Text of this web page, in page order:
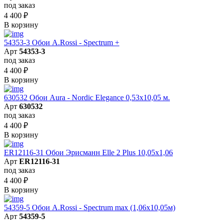
под заказ
4 400 ₽
В корзину
54353-3 Обои A.Rossi - Spectrum +
Арт 54353-3
под заказ
4 400 ₽
В корзину
630532 Обои Aura - Nordic Elegance 0,53x10,05 м.
Арт 630532
под заказ
4 400 ₽
В корзину
ER12116-31 Обои Эрисманн Elle 2 Plus 10,05x1,06
Арт ER12116-31
под заказ
4 400 ₽
В корзину
54359-5 Обои A.Rossi - Spectrum max (1,06x10,05м)
Арт 54359-5